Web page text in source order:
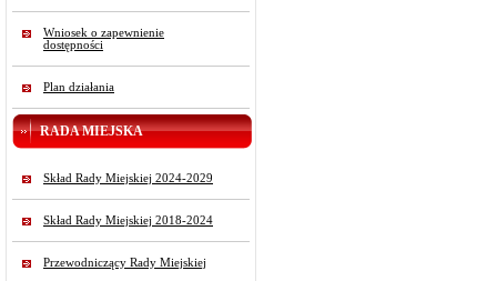
Wniosek o zapewnienie
dostępności
Plan działania
RADA MIEJSKA
Skład Rady Miejskiej 2024-2029
Skład Rady Miejskiej 2018-2024
Przewodniczący Rady Miejskiej